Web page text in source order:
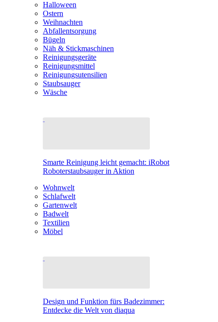
Halloween
Ostern
Weihnachten
Abfallentsorgung
Bügeln
Näh & Stickmaschinen
Reinigungsgeräte
Reinigungsmittel
Reinigungsutensilien
Staubsauger
Wäsche
Smarte Reinigung leicht gemacht: iRobot
Roboterstaubsauger in Aktion
Wohnwelt
Schlafwelt
Gartenwelt
Badwelt
Textilien
Möbel
Design und Funktion fürs Badezimmer:
Entdecke die Welt von diaqua